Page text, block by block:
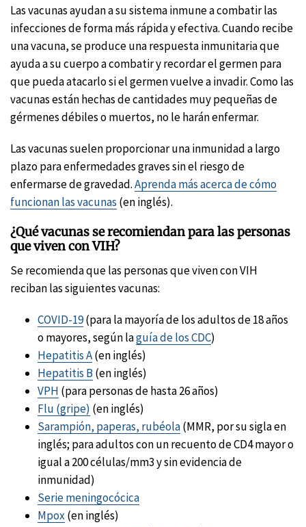
Las vacunas ayudan a su sistema inmune a combatir las
infecciones de forma más rápida y efectiva. Cuando recibe
una vacuna, se produce una respuesta inmunitaria que
ayuda a su cuerpo a combatir y recordar el germen para
que pueda atacarlo si el germen vuelve a invadir. Como las
vacunas están hechas de cantidades muy pequeñas de
gérmenes débiles o muertos, no le harán enfermar.
Las vacunas suelen proporcionar una inmunidad a largo
plazo para enfermedades graves sin el riesgo de
enfermarse de gravedad.Aprenda más acerca de cómo
funcionan las vacunas (en inglés).
¿Qué vacunas se recomiendan para las personas
que viven con VIH?
Se recomienda que las personas que viven con VIH
reciban las siguientes vacunas:
COVID-19(para la mayoría de los adultos de 18 años
o mayores, según laguía de los CDC)
Hepatitis A(en inglés)
Hepatitis B (en inglés)
VPH (para personas de hasta 26 años)
Flu (gripe) (en inglés)
Sarampión, paperas, rubéola(MMR, por su sigla en
inglés; para adultos con un recuento de CD4 mayor o
igual a 200 células/mm3 y sin evidencia de
inmunidad)
Serie meningocócica
Mpox (en inglés)